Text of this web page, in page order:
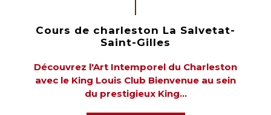
Cours de charleston La Salvetat-
Saint-Gilles
Découvrez l'Art Intemporel du Charleston
avec le King Louis Club Bienvenue au sein
du prestigieux King...